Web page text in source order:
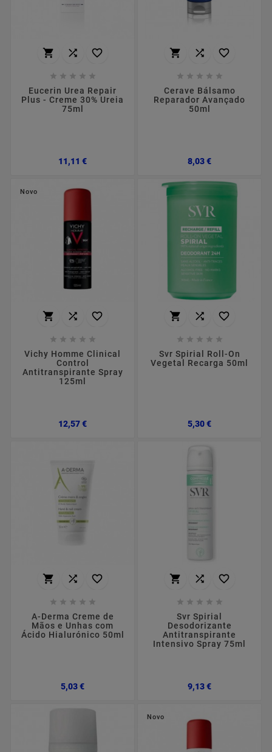
  
    
Eucerin Urea Repair
Plus - Creme 30% Ureia
75ml
11,11 €Preço
  
    
Cerave Bálsamo
Reparador Avançado
50ml
8,03 €Preço
Novo
  
    
Vichy Homme Clinical
Control
Antitranspirante Spray
125ml
12,57 €Preço
  
    
Svr Spirial Roll-On
Vegetal Recarga 50ml
5,30 €Preço
  
    
A-Derma Creme de
Mãos e Unhas com
Ácido Hialurónico 50ml
5,03 €Preço
  
    
Svr Spirial
Desodorizante
Antitranspirante
Intensivo Spray 75ml
9,13 €Preço
Novo